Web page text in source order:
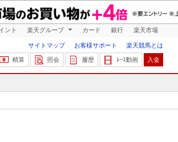
ント 楽天グループ カード 銀行 楽天市場
サイトマップ お客様サポート
楽天競馬とは
精算 照会 履歴 ﾚｰｽ動画 入金